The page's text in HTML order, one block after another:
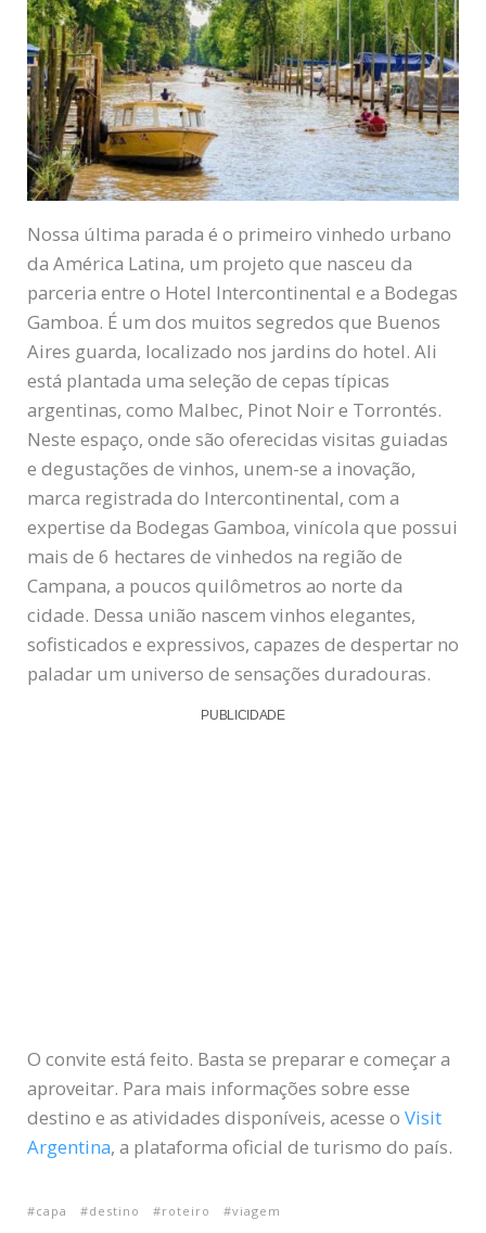
Nossa última parada é o primeiro vinhedo urbano
da América Latina, um projeto que nasceu da
parceria entre o Hotel Intercontinental e a Bodegas
Gamboa. É um dos muitos segredos que Buenos
Aires guarda, localizado nos jardins do hotel. Ali
está plantada uma seleção de cepas típicas
argentinas, como Malbec, Pinot Noir e Torrontés.
Neste espaço, onde são oferecidas visitas guiadas
e degustações de vinhos, unem-se a inovação,
marca registrada do Intercontinental, com a
expertise da Bodegas Gamboa, vinícola que possui
mais de 6 hectares de vinhedos na região de
Campana, a poucos quilômetros ao norte da
cidade. Dessa união nascem vinhos elegantes,
sofisticados e expressivos, capazes de despertar no
paladar um universo de sensações duradouras.
PUBLICIDADE
O convite está feito. Basta se preparar e começar a
aproveitar. Para mais informações sobre esse
destino e as atividades disponíveis, acesse o Visit
Argentina, a plataforma oficial de turismo do país.
capa destino roteiro viagem